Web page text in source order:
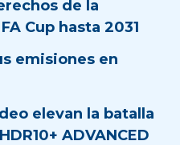
de la
Cup hasta 2031
emisiones en
elevan la batalla
ADVANCED